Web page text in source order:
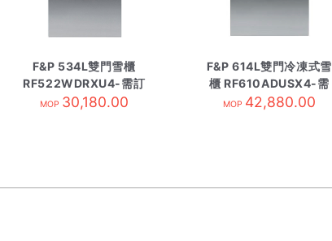
F&P 534L雙門雪櫃
RF522WDRXU4-需訂
貨
MOP 30,180.00
F&P 614L雙門冷凍式雪
櫃 RF610ADUSX4-需
訂貨
MOP 42,880.00